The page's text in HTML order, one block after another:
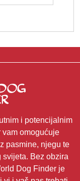
i potencijalnim
omogućuje
pasmine, njegu te
Bez obzira
Dog Finder je